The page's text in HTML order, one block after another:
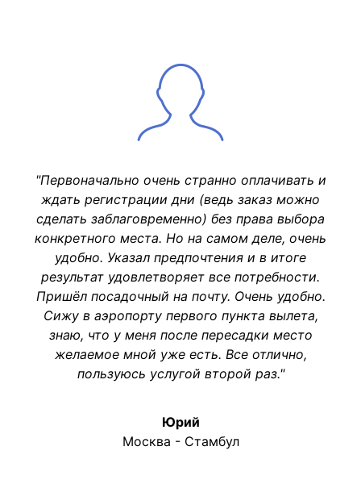
"Первоначально очень странно оплачивать и
ждать регистрации дни (ведь заказ можно
сделать заблаговременно) без права выбора
конкретного места. Но на самом деле, очень
удобно. Указал предпочтения и в итоге
результат удовлетворяет все потребности.
Пришёл посадочный на почту. Очень удобно.
Сижу в аэропорту первого пункта вылета,
знаю, что у меня после пересадки место
желаемое мной уже есть. Все отлично,
пользуюсь услугой второй раз."
Юрий
Москва - Стамбул